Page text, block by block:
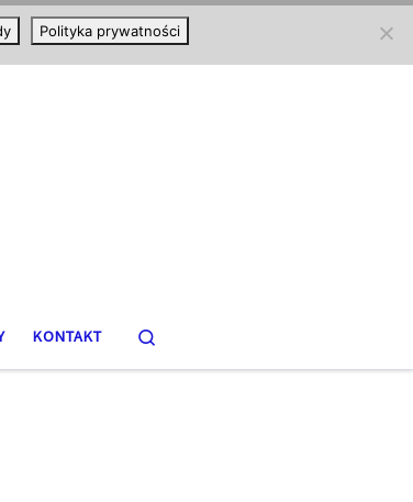
KONTAKT
Polityka prywatności